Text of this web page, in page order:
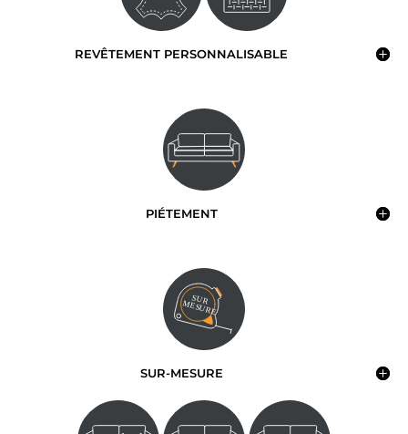
REVÊTEMENT PERSONNALISABLE
PIÉTEMENT
SUR-MESURE